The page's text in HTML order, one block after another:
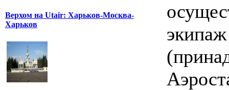
Верхом на Utair: Харьков-Москва-
Харьков